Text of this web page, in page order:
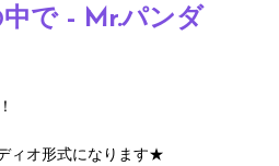
中で - Mr.パンダ
ィオ形式になります★